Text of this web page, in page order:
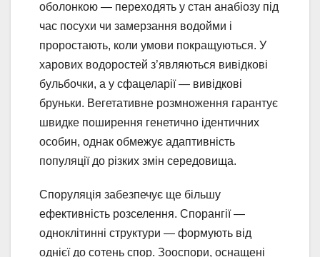
оболонкою — переходять у стан анабіозу під
час посухи чи замерзання водойми і
проростають, коли умови покращуються. У
харових водоростей з’являються вивідкові
бульбочки, а у сфацеларії — вивідкові
бруньки. Вегетативне розмноження гарантує
швидке поширення генетично ідентичних
особин, однак обмежує адаптивність
популяції до різких змін середовища.
Споруляція забезпечує ще більшу
ефективність розселення. Спорангії —
одноклітинні структури — формують від
однієї до сотень спор. Зооспори, оснащені